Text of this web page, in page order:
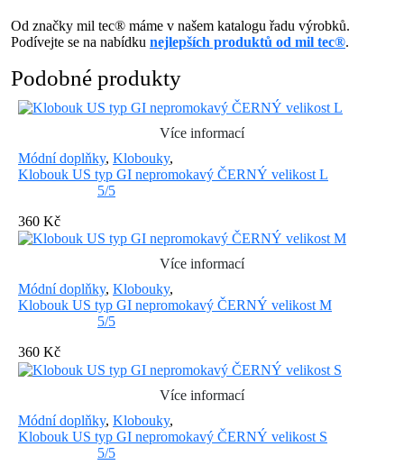
Od značky mil tec® máme v našem katalogu řadu výrobků.
Podívejte se na nabídku nejlepších produktů od mil tec®.
Podobné produkty
Více informací
Módní doplňky, Klobouky,
Klobouk US typ GI nepromokavý ČERNÝ velikost L
5/5
360 Kč
Více informací
Módní doplňky, Klobouky,
Klobouk US typ GI nepromokavý ČERNÝ velikost M
5/5
360 Kč
Více informací
Módní doplňky, Klobouky,
Klobouk US typ GI nepromokavý ČERNÝ velikost S
5/5